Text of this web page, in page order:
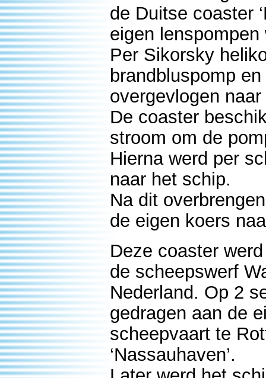
de Duitse coaster
eigen
Per Sikorsky
brandbluspomp
overgevlogen
De coaster
stroom om de
Hierna werd per
naar het schip.
Na dit
de eigen koers
Deze coaster
de scheepswerf
Nederland. Op 2
gedragen aan de
scheepvaart te
‘Nassauhaven’.